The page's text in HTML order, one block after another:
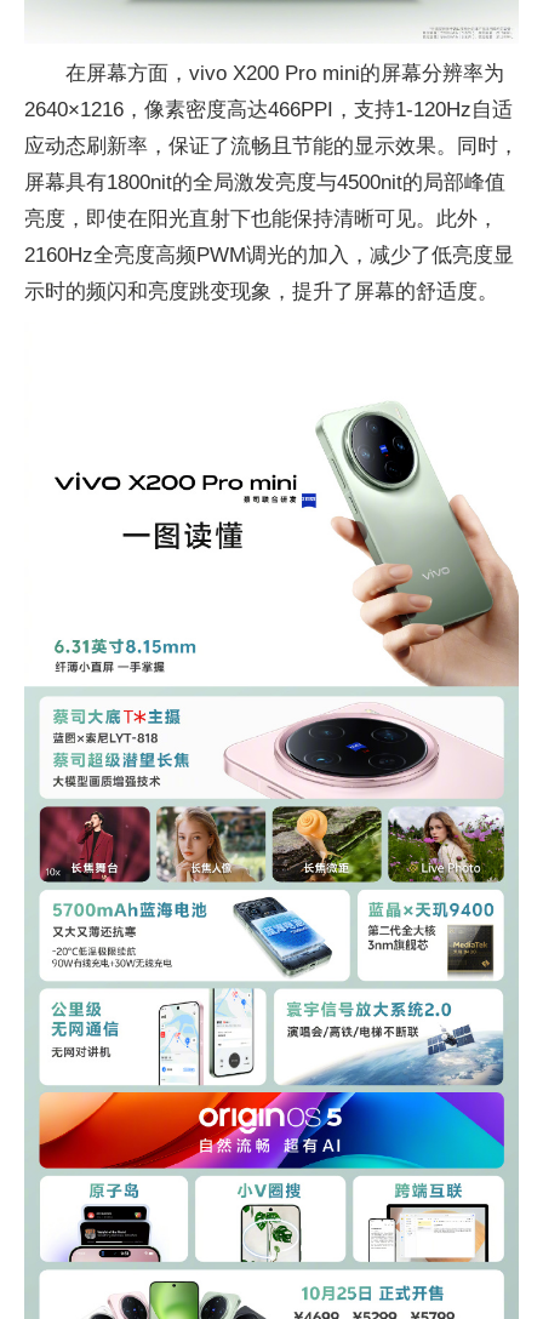
在屏幕方面，vivo X200 Pro mini的屏幕分辨率为
2640×1216，像素密度高达466PPI，支持1-120Hz自适
应动态刷新率，保证了流畅且节能的显示效果。同时，
屏幕具有1800nit的全局激发亮度与4500nit的局部峰值
亮度，即使在阳光直射下也能保持清晰可见。此外，
2160Hz全亮度高频PWM调光的加入，减少了低亮度显
示时的频闪和亮度跳变现象，提升了屏幕的舒适度。